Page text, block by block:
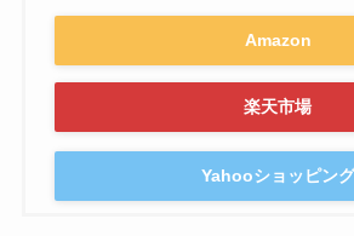
Amazon
楽天市場
Yahooショッピング